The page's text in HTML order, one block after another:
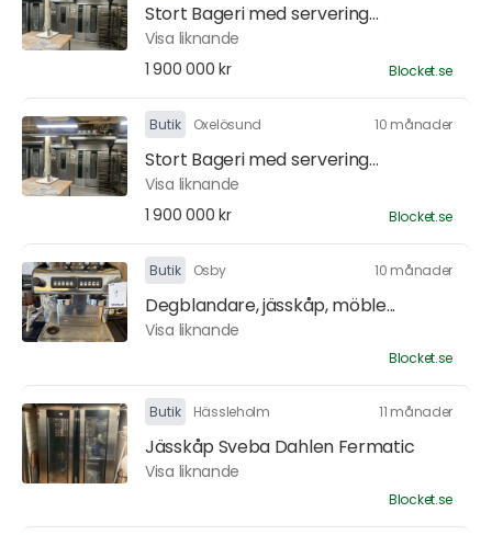
Stort Bageri med servering...
Visa liknande
1 900 000 kr
Blocket.se
Butik Oxelösund 10 månader
Stort Bageri med servering...
Visa liknande
1 900 000 kr
Blocket.se
Butik Osby 10 månader
Degblandare, jässkåp, möble...
Visa liknande
Blocket.se
Butik Hässleholm 11 månader
Jässkåp Sveba Dahlen Fermatic
Visa liknande
Blocket.se